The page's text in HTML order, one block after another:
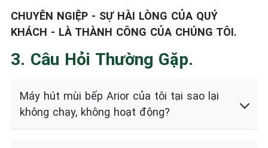
CHUYÊN NGIỆP - SỰ HÀI LÒNG CỦA QUÝ
KHÁCH - LÀ THÀNH CÔNG CỦA CHÚNG TÔI.
3. Câu Hỏi Thường Gặp.
Máy hút mùi bếp Arior của tôi tại sao lại
không chạy, không hoạt động?